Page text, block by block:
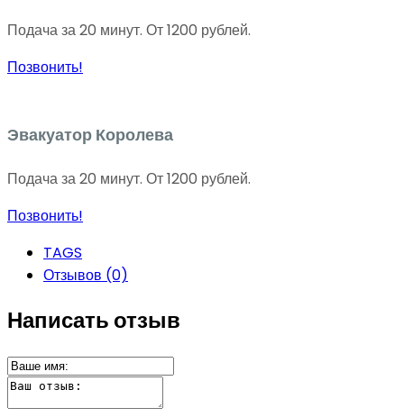
Подача за 20 минут. От 1200 рублей.
Позвонить!
Эвакуатор Королева
Подача за 20 минут. От 1200 рублей.
Позвонить!
TAGS
Отзывов (0)
Написать отзыв